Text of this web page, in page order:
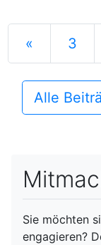
« Previous
3
Alle
Sie möchten
engagieren?